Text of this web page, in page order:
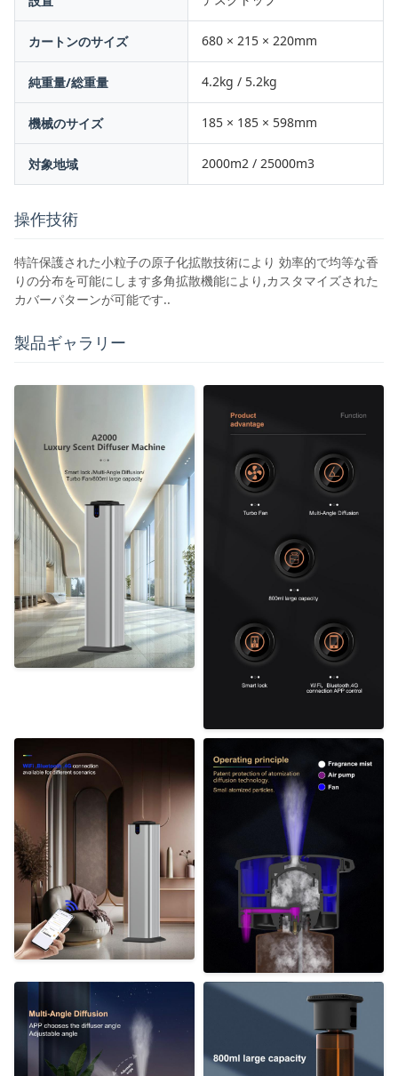
カートンのサイズ 680 × 215 × 220mm
純重量/総重量 4.2kg / 5.2kg
機械のサイズ 185 × 185 × 598mm
対象地域 2000m2 / 25000m3
操作技術
特許保護された小粒子の原子化拡散技術により 効率的で均等な香
りの分布を可能にします多角拡散機能により,カスタマイズされた
カバーパターンが可能です..
製品ギャラリー